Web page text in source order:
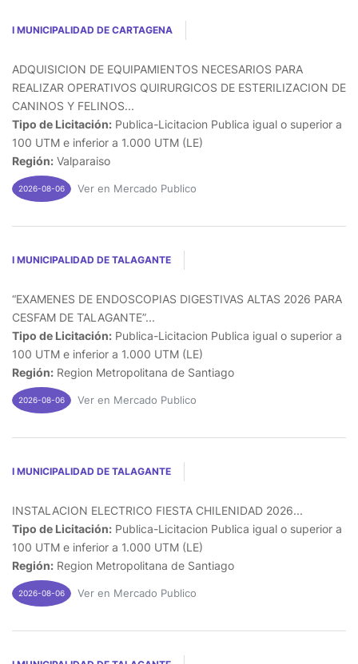
I MUNICIPALIDAD DE CARTAGENA
ADQUISICION DE EQUIPAMIENTOS NECESARIOS PARA
REALIZAR OPERATIVOS QUIRURGICOS DE ESTERILIZACION DE
CANINOS Y FELINOS...
Tipo de Licitación: Publica-Licitacion Publica igual o superior a
100 UTM e inferior a 1.000 UTM (LE)
Región: Valparaiso
2026-08-06 Ver en Mercado Publico
I MUNICIPALIDAD DE TALAGANTE
“EXAMENES DE ENDOSCOPIAS DIGESTIVAS ALTAS 2026 PARA
CESFAM DE TALAGANTE”...
Tipo de Licitación: Publica-Licitacion Publica igual o superior a
100 UTM e inferior a 1.000 UTM (LE)
Región: Region Metropolitana de Santiago
2026-08-06 Ver en Mercado Publico
I MUNICIPALIDAD DE TALAGANTE
INSTALACION ELECTRICO FIESTA CHILENIDAD 2026...
Tipo de Licitación: Publica-Licitacion Publica igual o superior a
100 UTM e inferior a 1.000 UTM (LE)
Región: Region Metropolitana de Santiago
2026-08-06 Ver en Mercado Publico